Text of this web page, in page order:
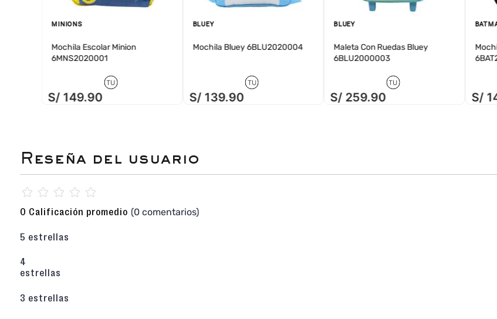
MINIONS
Mochila Escolar Minion
6MNS2020001
TU
S/ 149.90
BLUEY
Mochila Bluey 6BLU2020004
TU
S/ 139.90
BLUEY
Maleta Con Ruedas Bluey
6BLU2000003
TU
S/ 259.90 S/
☆ ☆ ☆ ☆ ☆
0 Calificación promedio (0 comentarios)
5 estrellas
4
estrellas
3 estrellas